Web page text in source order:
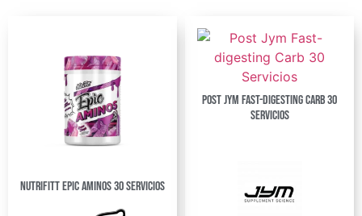
Nutrifitt Epic Aminos 30 Servicios
Post Jym Fast-digesting Carb 30
Servicios